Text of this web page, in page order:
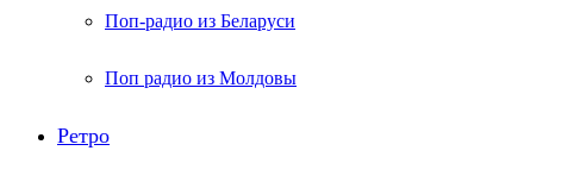
Поп-радио из Беларуси
Поп радио из Молдовы
Ретро